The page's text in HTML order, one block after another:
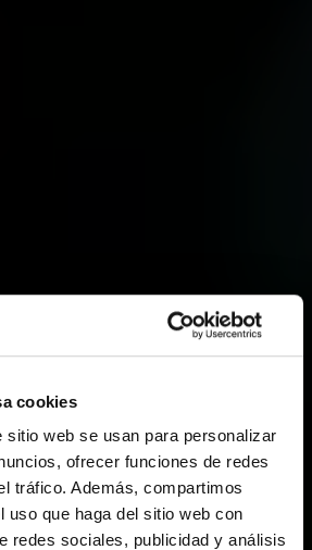
cookies
sitio web se usan para personalizar
ofrecer funciones de redes
tráfico. Además, compartimos
uso que haga del sitio web con
redes sociales, publicidad y análisis